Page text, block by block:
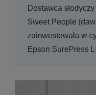
Dostawca
Sweet People
zainwestowała w
Epson SurePress